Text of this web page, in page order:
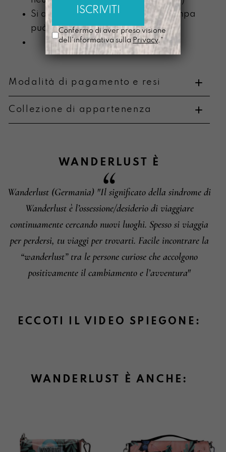
Si ammorbidisce con l’uso e la stampa
può scolorire
Modalità di pagamento e resi
Informazioni su cambi e resi
Collezione di appartenenza
WANDERLUST È
Wanderlust (Germania) "Il significato della sindrome di
Wanderlust è l’ossessione/desiderio di viaggiare
continuamente cercando nuovi luoghi. Spesso si viaggia
per perdersi, tu viaggi per trovarti. Facile incontrare la
“wanderlust” tra le persone curiose che accolgono
positivamente il cambiamento e l’avventura"
ECCOTI IL VIDEO SPIEGONE:
WANDERLUST È ANCHE:
Confermo di aver preso visione
dell'informativa sulla Privacy.*